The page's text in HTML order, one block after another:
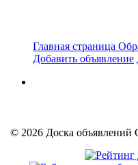
Главная страница
Добавить объявление
© 2026 Доска объявлений